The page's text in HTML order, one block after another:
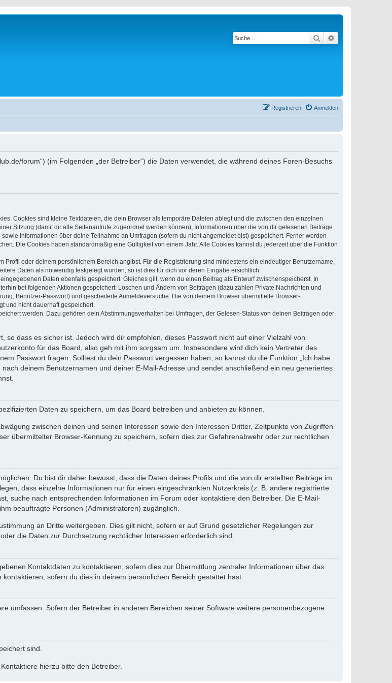
Suche
Anmelden
Registrieren
forum“) (im Folgenden „der Betreiber“) die Daten verwendet, die während deines Foren-Besuchs
Cookies sind kleine Textdateien, die dein Browser als temporäre Dateien ablegt und die zwischen den einzelnen
Sitzung (damit dir alle Seitenaufrufe zugeordnet werden können), Informationen über die von dir gelesenen Beiträge
Informationen über deine Teilnahme an Umfragen (sofern du nicht angemeldet bist) gespeichert. Ferner werden
Die Cookies haben standardmäßig eine Gültigkeit von einem Jahr. Alle Cookies kannst du jederzeit über die Funktion
oder deinem persönlichem Bereich angibst. Für die Registrierung sind mindestens ein eindeutiger Benutzername,
Daten als notwendig festgelegt wurden, so ist dies für dich vor deren Eingabe ersichtlich.
Daten ebenfalls gespeichert. Gleiches gilt, wenn du einen Beitrag als Entwurf zwischenspeicherst. In
bei folgenden Aktionen gespeichert: Löschen und Ändern von Beiträgen (dazu zählen Private Nachrichten und
Benutzer-Passwort) und gescheiterte Anmeldeversuche. Die von deinem Browser übermittelte Browser-
und nicht dauerhaft gespeichert.
werden. Dazu gehören dein Abstimmungsverhalten bei Umfragen, der Gelesen-Status von deinen Beiträgen oder
so dass es sicher ist. Jedoch wird dir empfohlen, dieses Passwort nicht auf einer Vielzahl von
für das Board, also geh mit ihm sorgsam um. Insbesondere wird dich kein Vertreter des
Passwort fragen. Solltest du dein Passwort vergessen haben, so kannst du die Funktion „Ich habe
deinem Benutzernamen und deiner E-Mail-Adresse und sendet anschließend ein neu generiertes
Daten zu speichern, um das Board betreiben und anbieten zu können.
zwischen deinen und seinen Interessen sowie den Interessen Dritter, Zeitpunkte von Zugriffen
übermittelter Browser-Kennung zu speichern, sofern dies zur Gefahrenabwehr oder zur rechtlichen
Du bist dir daher bewusst, dass die Daten deines Profils und die von dir erstellten Beiträge im
dass einzelne Informationen nur für einen eingeschränkten Nutzerkreis (z. B. andere registrierte
suche nach entsprechenden Informationen im Forum oder kontaktiere den Betreiber. Die E-Mail-
beauftragte Personen (Administratoren) zugänglich.
an Dritte weitergeben. Dies gilt nicht, sofern er auf Grund gesetzlicher Regelungen zur
die Daten zur Durchsetzung rechtlicher Interessen erforderlich sind.
Kontaktdaten zu kontaktieren, sofern dies zur Übermittlung zentraler Informationen über das
sofern du dies in deinem persönlichen Bereich gestattet hast.
umfassen. Sofern der Betreiber in anderen Bereichen seiner Software weitere personenbezogene
sind.
hierzu bitte den Betreiber.